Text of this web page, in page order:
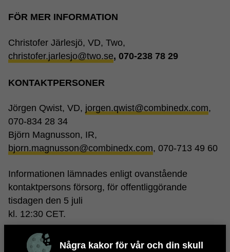
Några kakor för vår och din skull
FÖR MER INFORMATION
Christofer Järlesjö, VD, Two,
christofer.jarlesjo@two.se, 070-238 78 29
KONTAKTPERSONER
Jörgen Qwist, VD, jorgen.qwist@combinedx.com,
070-834 28 34
Björn Magnusson, IR,
bjorn.magnusson@combinedx.com, 070-713 49 60
Informationen lämnades enligt ovanstående
kontaktpersons försorg, för offentliggörande
tisdagen den 5 juli
kl. 12:30 CET.
Bolagets aktie (CX) är under föremål för handel på